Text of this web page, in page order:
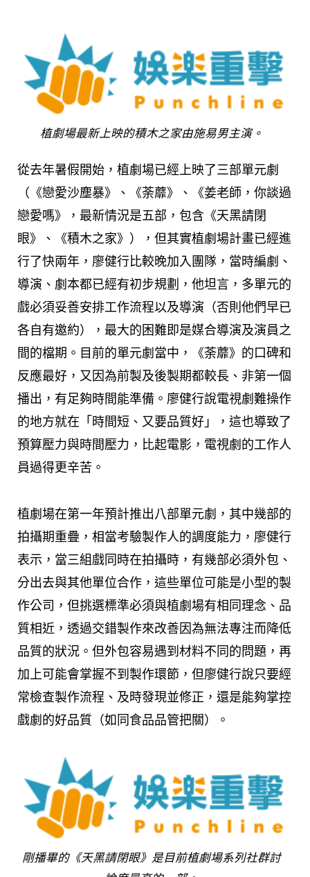
植劇場最新上映的積木之家由施易男主演。
從去年暑假開始，植劇場已經上映了三部單元劇
（《戀愛沙塵暴》、《荼蘼》、《姜老師，你談過
戀愛嗎》，最新情況是五部，包含《天黑請閉
眼》、《積木之家》），但其實植劇場計畫已經進
行了快兩年，廖健行比較晚加入團隊，當時編劇、
導演、劇本都已經有初步規劃，他坦言，多單元的
戲必須妥善安排工作流程以及導演（否則他們早已
各自有邀約），最大的困難即是媒合導演及演員之
間的檔期。目前的單元劇當中，《荼蘼》的口碑和
反應最好，又因為前製及後製期都較長、非第一個
播出，有足夠時間能準備。廖健行說電視劇難操作
的地方就在「時間短、又要品質好」，這也導致了
預算壓力與時間壓力，比起電影，電視劇的工作人
員過得更辛苦。
植劇場在第一年預計推出八部單元劇，其中幾部的
拍攝期重疊，相當考驗製作人的調度能力，廖健行
表示，當三組戲同時在拍攝時，有幾部必須外包、
分出去與其他單位合作，這些單位可能是小型的製
作公司，但挑選標準必須與植劇場有相同理念、品
質相近，透過交錯製作來改善因為無法專注而降低
品質的狀況。但外包容易遇到材料不同的問題，再
加上可能會掌握不到製作環節，但廖健行說只要經
常檢查製作流程、及時發現並修正，還是能夠掌控
戲劇的好品質（如同食品品管把關）。
剛播畢的《天黑請閉眼》是目前植劇場系列社群討